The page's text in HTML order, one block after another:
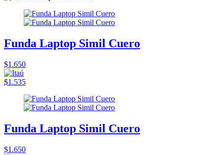
Funda Laptop Simil Cuero
$1.650
$1.535
Funda Laptop Simil Cuero
$1.650